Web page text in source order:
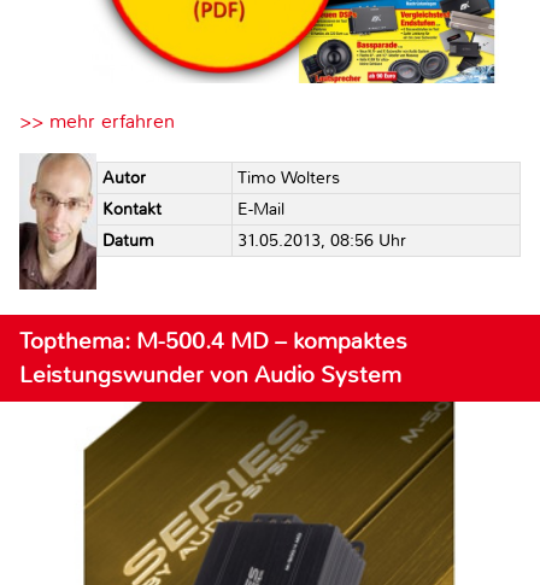
>> mehr erfahren
Autor
Timo Wolters
Kontakt
E-Mail
Datum
31.05.2013, 08:56 Uhr
Topthema: M-500.4 MD – kompaktes
Leistungswunder von Audio System